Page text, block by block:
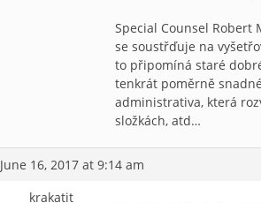
Special Counsel Robert
se soustřďuje na
to připomíná staré
tenkrát poměrně
administrativa, která
složkách, atd…
June 16, 2017 at 9:14 am
krakatit